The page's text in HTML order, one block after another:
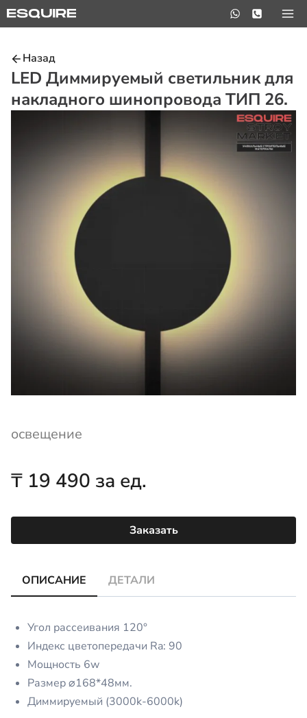
Перейти
к
Назад
LED Диммируемый светильник для
накладного шинопровода ТИП 26.
освещение
₸ 19 490 за ед.
Заказать
ОПИСАНИЕ ДЕТАЛИ
Угол рассеивания 120°
Индекс цветопередачи Ra: 90
Мощность 6w
Размер ⌀168*48мм.
Диммируемый (3000k-6000k)